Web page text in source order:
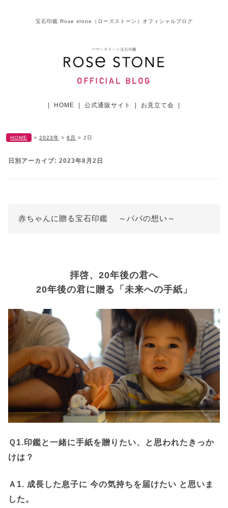
宝石印鑑 Rose stone（ローズストーン）オフィシャルブログ
HOME 公式通販サイト お見立て会
HOME > 2023年 > 8月 > 2日
日別アーカイブ: 2023年8月2日
赤ちゃんに贈る宝石印鑑 ～パパの想い～
拝啓、20年後の君へ
20年後の君に贈る「未来への手紙」
Ｑ1.印鑑と一緒に手紙を贈りたい、と思われたきっか
けは？
Ａ1. 成長した息子に 今の気持ちを届けたい と思いま
した。